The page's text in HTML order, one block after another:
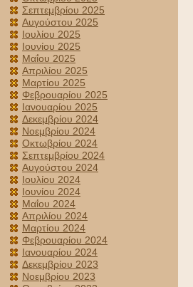
Σεπτεμβρίου 2025
Αυγούστου 2025
Ιουλίου 2025
Ιουνίου 2025
Μαΐου 2025
Απριλίου 2025
Μαρτίου 2025
Φεβρουαρίου 2025
Ιανουαρίου 2025
Δεκεμβρίου 2024
Νοεμβρίου 2024
Οκτωβρίου 2024
Σεπτεμβρίου 2024
Αυγούστου 2024
Ιουλίου 2024
Ιουνίου 2024
Μαΐου 2024
Απριλίου 2024
Μαρτίου 2024
Φεβρουαρίου 2024
Ιανουαρίου 2024
Δεκεμβρίου 2023
Νοεμβρίου 2023